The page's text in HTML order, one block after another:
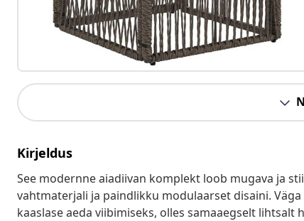
Kirjeldus
See modernne aiadiivan komplekt loob mugava ja
vahtmaterjali ja paindlikku modulaarset disaini.
kaaslase aeda viibimiseks, olles samaaegselt lihtsalt